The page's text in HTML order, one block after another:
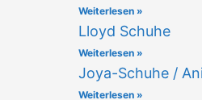
Weiterlesen »
Lloyd Schuhe
Weiterlesen »
Joya-Schuhe /
Weiterlesen »